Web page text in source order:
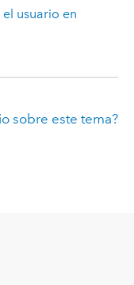
usuario en
sobre este tema?